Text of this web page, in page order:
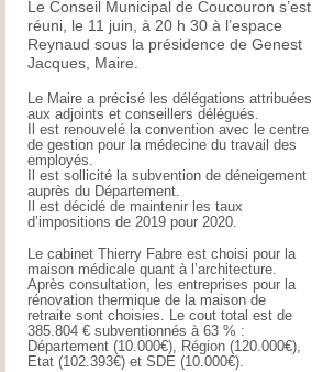
Le Conseil Municipal de Coucouron s’est
réuni, le 11 juin, à 20 h 30 à l’espace
Reynaud sous la présidence de Genest
Jacques, Maire.
Le Maire a précisé les délégations attribuées
aux adjoints et conseillers délégués.
Il est renouvelé la convention avec le centre
de gestion pour la médecine du travail des
employés.
Il est sollicité la subvention de déneigement
auprès du Département.
Il est décidé de maintenir les taux
d’impositions de 2019 pour 2020.
Le cabinet Thierry Fabre est choisi pour la
maison médicale quant à l’architecture.
Après consultation, les entreprises pour la
rénovation thermique de la maison de
retraite sont choisies. Le cout total est de
385.804 € subventionnés à 63 % :
Département (10.000€), Région (120.000€),
Etat (102.393€) et SDE (10.000€).